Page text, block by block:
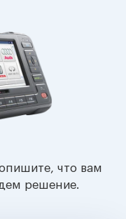
что вам
решение.